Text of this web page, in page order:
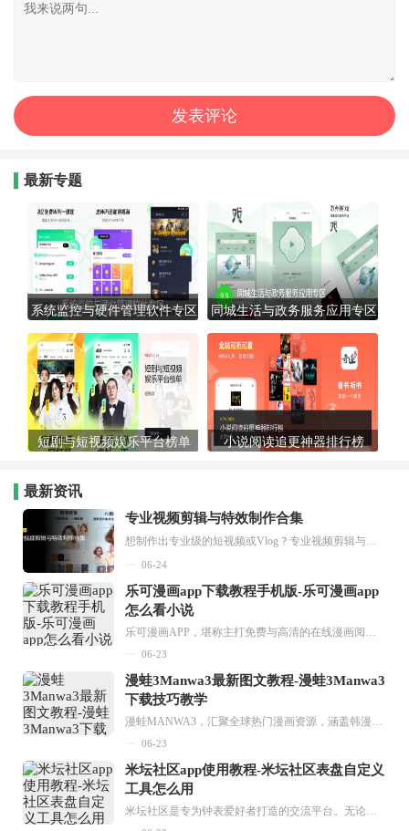
最新专题
系统监控与硬件管理软件专区 同城生活与政务服务应用专区
短剧与短视频娱乐平台榜单 小说阅读追更神器排行榜
最新资讯
专业视频剪辑与特效制作合集
想制作出专业级的短视频或Vlog？专业视频剪辑与特效制作大全专题为你提供了从剪辑、抠像到特效包装的全套解决方案。无论是添加炫酷的片头、进行精准的视频抠图，还是制...
06-24
乐可漫画app下载教程手机版-乐可漫画app
怎么看小说
06-23
漫蛙3Manwa3最新图文教程-漫蛙3Manwa3
下载技巧教学
06-23
米坛社区app使用教程-米坛社区表盘自定义
工具怎么用